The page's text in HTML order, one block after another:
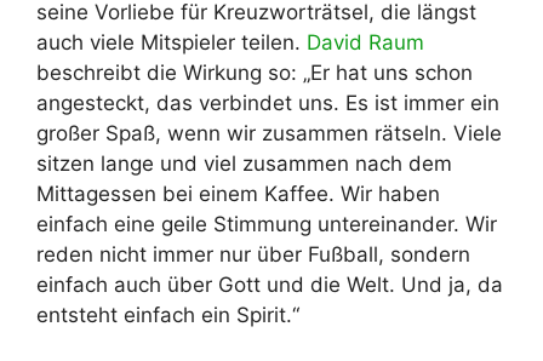
seine Vorliebe für Kreuzworträtsel, die längst
auch viele Mitspieler teilen. David Raum
beschreibt die Wirkung so: „Er hat uns schon
angesteckt, das verbindet uns. Es ist immer ein
großer Spaß, wenn wir zusammen rätseln. Viele
sitzen lange und viel zusammen nach dem
Mittagessen bei einem Kaffee. Wir haben
einfach eine geile Stimmung untereinander. Wir
reden nicht immer nur über Fußball, sondern
einfach auch über Gott und die Welt. Und ja, da
entsteht einfach ein Spirit.“